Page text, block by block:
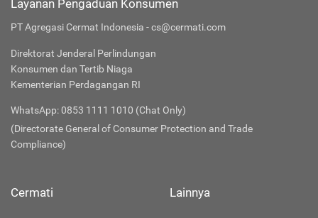
Layanan Pengaduan Konsumen
PT Agregasi Cermat Indonesia - cs@cermati.com
Direktorat Jenderal Perlindungan
Konsumen dan Tertib Niaga
Kementerian Perdagangan RI
WhatsApp: 0853 1111 1010 (Chat Only)
(Directorate General of Consumer Protection and Trade
Compliance)
Cermati Lainnya